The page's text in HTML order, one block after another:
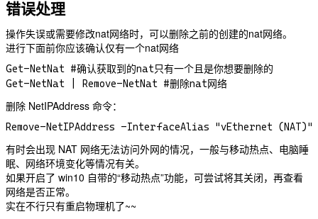
错误处理
操作失误或需要修改nat网络时，可以删除之前的创建的nat网络。
进行下面前你应该确认仅有一个nat网络
Get-NetNat #确认获取到的nat只有一个且是你想要删除的
删除 NetIPAddress 命令：
有时会出现 NAT 网络无法访问外网的情况，一般与移动热点、电脑睡
眠、网络环境变化等情况有关。
如果开启了 win10 自带的“移动热点”功能，可尝试将其关闭，再查看
网络是否正常。
实在不行只有重启物理机了~~